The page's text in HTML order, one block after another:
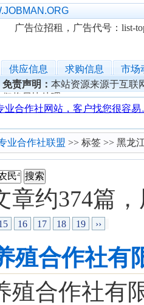
广告位招租，广告代号：list-
供应信息 求购信息
市场
免责声明： 本站资源来源于互联
们将尽快处理。
业合作社联盟 >> 标签 >> 黑龙
章约374篇
16 17 18 19 ››
殖合作社有
殖合作社